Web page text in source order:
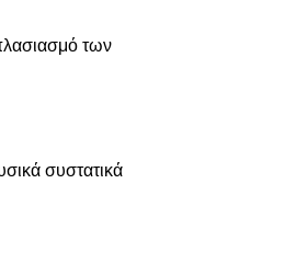
των
συστατικά